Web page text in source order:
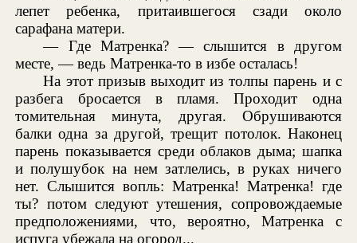
лепет ребенка, притаившегося сзади около
сарафана матери.
— Где Матренка? — слышится в другом
месте, — ведь Матренка-то в избе осталась!
На этот призыв выходит из толпы парень и с
разбега бросается в пламя. Проходит одна
томительная минута, другая. Обрушиваются
балки одна за другой, трещит потолок. Наконец
парень показывается среди облаков дыма; шапка
и полушубок на нем затлелись, в руках ничего
нет. Слышится вопль: Матренка! Матренка! где
ты? потом следуют утешения, сопровождаемые
предположениями, что, вероятно, Матренка с
испуга убежала на огород...